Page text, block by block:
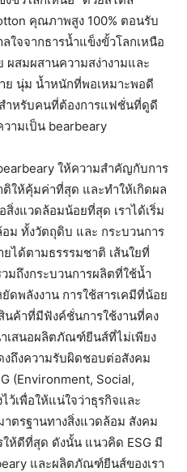
คุณภาพสูง 100% ตอนรับ
ใจจากธารน้ำแข็งขั้วโลกเหนือ
สมผสานความสง่างามและ
ย นุ่ม น้ำหนักที่พอเหมาะพอดี
ำหรับคนที่ต้องการแฟชั่นที่ดูดี
ามเป็น bearbeary
ให้ความสำคัญกับการ
ให้คุ้มค่าที่สุด และทำให้เกิดผล
สิ่งแวดล้อมน้อยที่สุด เราได้เริ่ม
ม ทั้งวัตถุดิบ และ กระบวนการ
ได้ตามธรรรมชาติ เส้นใยที่
มถึงกระบวนการผลิตที่ใช้น้ำ
ดพลังงาน การใช้สารเคมีที่น้อย
นค้าที่มีฟังค์ชั่นการใช้งานที่คง
เสนอผลิตภัณฑ์ยีนส์ที่ไม่เพียง
ถึงความรับผิดชอบต่อสังคม
(Environment, Social,
ว้เพื่อให้แน่ใจว่าธุรกิจและ
ตรฐานทางสิ่งแวดล้อม สังคม
ห้ดีที่สุด ดังนั้น แนวคิด ESG มี
และผลิตภัณฑ์ยีนส์ของเรา